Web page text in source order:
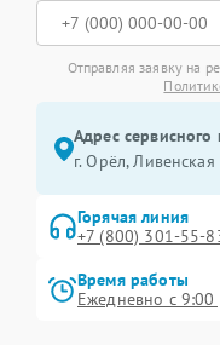
Отправляя заявку на
Адрес
г. Орёл,
Горячая линия
+7 (800) 301-55-
Время работы
Ежедневно с